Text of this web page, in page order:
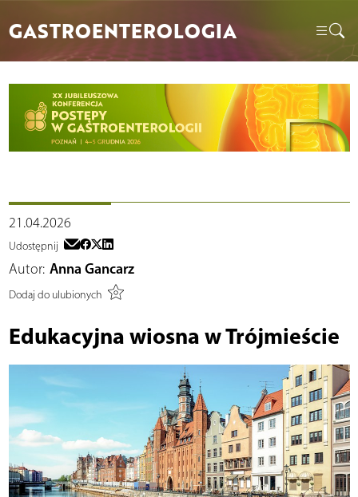
GASTROENTEROLOGIA
21.04.2026
Udostępnij
Autor: Anna Gancarz
Dodaj do ulubionych
Edukacyjna wiosna w Trójmieście